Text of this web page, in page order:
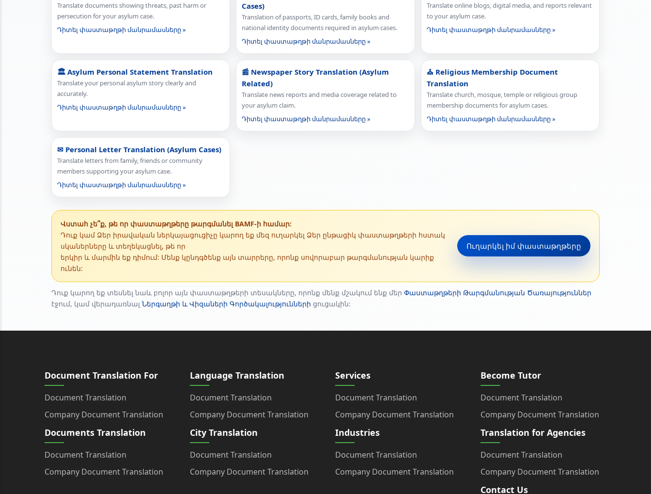
Translate documents showing threats, past harm or
persecution for your asylum case.
Դիտել փաստաթղթի մանրամասները »
Cases)
Translation of passports, ID cards, family books and
national identity documents required in asylum cases.
Դիտել փաստաթղթի մանրամասները »
Translate online blogs, digital media, and reports relevant
to your asylum case.
Դիտել փաստաթղթի մանրամասները »
🏛 Asylum Personal Statement Translation
Translate your personal asylum story clearly and
accurately.
Դիտել փաստաթղթի մանրամասները »
📰 Newspaper Story Translation (Asylum
Related)
Translate news reports and media coverage related to
your asylum claim.
Դիտել փաստաթղթի մանրամասները »
⛪ Religious Membership Document
Translation
Translate church, mosque, temple or religious group
membership documents for asylum cases.
Դիտել փաստաթղթի մանրամասները »
✉ Personal Letter Translation (Asylum Cases)
Translate letters from family, friends or community
members supporting your asylum case.
Դիտել փաստաթղթի մանրամասները »
Վստահ չե՞ք, թե որ փաստաթղթերը թարգմանել BAMF-ի համար:
Դուք կամ Ձեր իրավական ներկայացուցիչը կարող եք մեզ ուղարկել Ձեր ընթացիկ փաստաթղթերի հստակ
սկաներները և տեղեկացնել, թե որ
երկիր և մարմին եք դիմում: Մենք կընդգծենք այն տարրերը, որոնք սովորաբար թարգմանության կարիք
ունեն:
Ուղարկել իմ փաստաթղթերը
Դուք կարող եք տեսնել նաև բոլոր այն փաստաթղթերի տեսակները, որոնք մենք մշակում ենք մեր Փաստաթղթերի Թարգմանության Ծառայություններ
էջում, կամ վերադառնալ Ներգաղթի և Վիզաների Գործակալությունների ցուցակին:
Document Translation For
Document Translation
Company Document Translation
Documents Translation
Document Translation
Company Document Translation
Language Translation
Document Translation
Company Document Translation
City Translation
Document Translation
Company Document Translation
Services
Document Translation
Company Document Translation
Industries
Document Translation
Company Document Translation
Become Tutor
Document Translation
Company Document Translation
Translation for Agencies
Document Translation
Company Document Translation
Contact Us